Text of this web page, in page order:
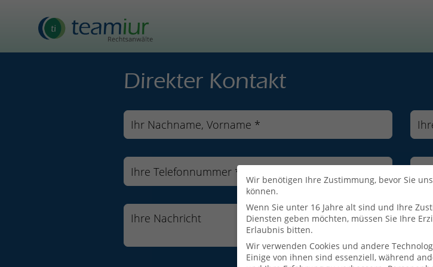
Direkter Kontakt
Wir benötigen Ihre Zustimmung, bevor Sie
können.
Wenn Sie unter 16 Jahre alt sind und Ihre
Diensten geben möchten, müssen Sie Ihre
Erlaubnis bitten.
Wir verwenden Cookies und andere
Einige von ihnen sind essenziell, während